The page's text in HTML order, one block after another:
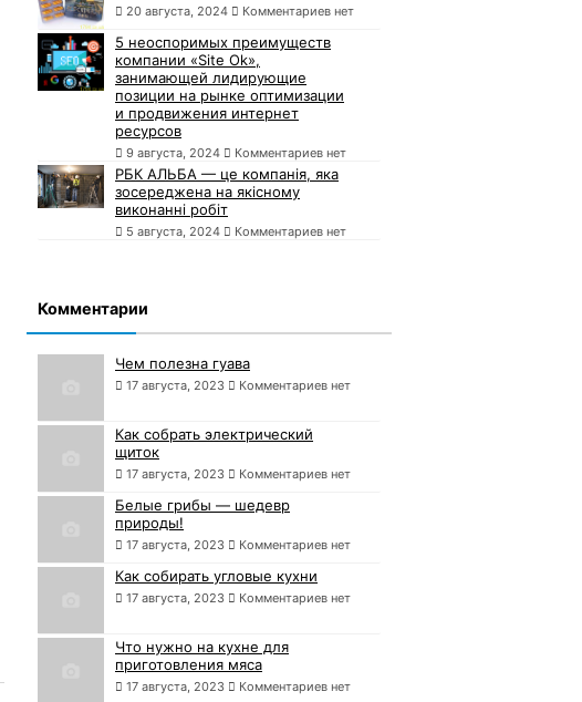
20 августа, 2024 Комментариев нет
5 неоспоримых преимуществ
компании «Site Ok»,
занимающей лидирующие
позиции на рынке оптимизации
и продвижения интернет
ресурсов
9 августа, 2024 Комментариев нет
РБК АЛЬБА — це компанія, яка
зосереджена на якісному
виконанні робіт
5 августа, 2024 Комментариев нет
Комментарии
Чем полезна гуава
17 августа, 2023 Комментариев нет
Как собрать электрический
щиток
17 августа, 2023 Комментариев нет
Белые грибы — шедевр
природы!
17 августа, 2023 Комментариев нет
Как собирать угловые кухни
17 августа, 2023 Комментариев нет
Что нужно на кухне для
приготовления мяса
17 августа, 2023 Комментариев нет